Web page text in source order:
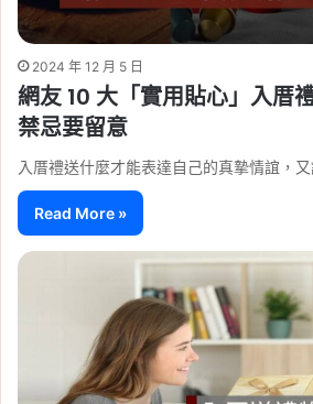
2024 年 12 月 5 日
網友 10 大「實用貼心」入厝
禁忌要留意
入厝禮送什麼才能表達自己的真摯情誼，
Read More »